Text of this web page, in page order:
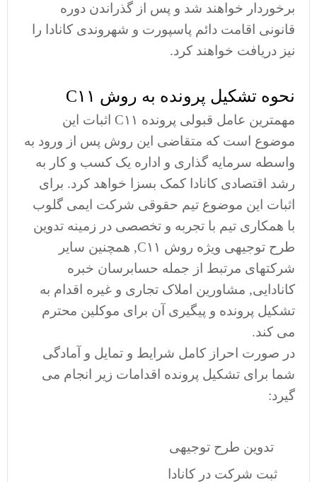
برخوردار خواهند شد و پس از گذراندن دوره
قانونی اقامت دائم پاسپورت و شهروندی کانادا را
نیز دریافت خواهند کرد.
نحوه تشکیل پرونده به روش C۱۱
مهمترین عامل قبولی پرونده C۱۱ اثبات این
موضوع است که متقاضی این روش پس از ورود به
واسطه سرمایه گذاری و اداره یک کسب و کار به
رشد اقتصادی کانادا کمک بسزا خواهد کرد. برای
اثبات این موضوع تیم حقوقی شرکت ایمی گلوب
با همکاری تیم با تجربه و تخصصی در زمینه تدوین
طرح توجیهی ویژه روش C۱۱, همچنین سایر
شرکتهای مرتبط از جمله حسابرسان خبره
کانادایی, مشاورین املاک تجاری و غیره اقدام به
تشکیل پرونده و پیگیری آن برای موکلین محترم
می کند.
در صورت احراز کامل شرایط و تمایل و آمادگی
شما برای تشکیل پرونده اقدامات زیر انجام می
گیرد:
تدوین طرح توجیهی
ثبت شرکت در کانادا